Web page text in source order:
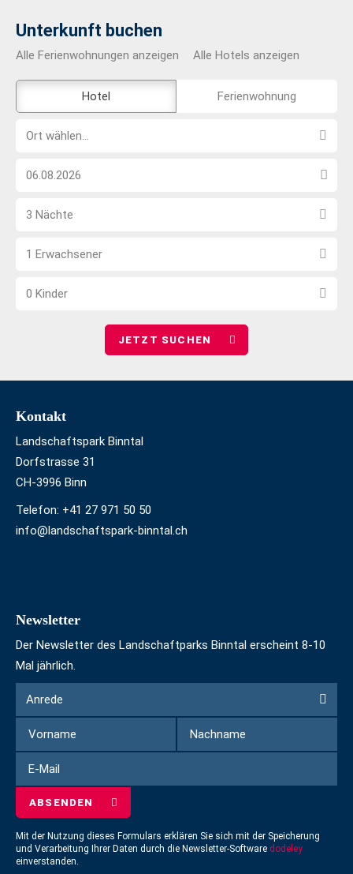
Unterkunft buchen
Alle Ferienwohnungen anzeigen Alle Hotels anzeigen
Externe-
Buchungstool
nicht
Hotel Ferienwohnung
OrtOrt wählen...
Anreise
wählen
Anzahl
wählen
3 Nächte
Anzahl
wählen
1 Erwachsener
Anzahl
0 Kinder
Footer
Kontakt
Landschaftspark Binntal
Dorfstrasse 31
CH-3996 Binn
Telefon: +41 27 971 50 50
info@landschaftspark-binntal.ch
Newsletter
Der Newsletter des Landschaftparks Binntal erscheint 8-10
Mal jährlich.
Formular
um
sich
für
den
einzuschreiben
Anrede
Anrede
Vorname
Nachname
Mail
Mit der Nutzung dieses Formulars erklären Sie sich mit der Speicherung
und Verarbeitung Ihrer Daten durch die Newsletter-Software dodeley
einverstanden.